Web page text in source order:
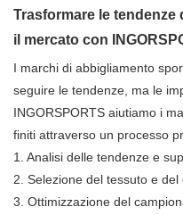
Trasformare le
il mercato con
I marchi di abbigliamento
seguire le tendenze, ma le
INGORSPORTS aiutiamo i
finiti attraverso un processo
1. Analisi delle tendenze e
2. Selezione del tessuto e del
3. Ottimizzazione del